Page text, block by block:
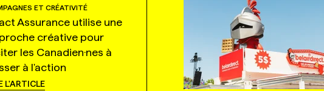
ET CRÉATIVITÉ
Assurance utilise une
créative pour
les Canadien·nes à
à l'action
L'ARTICLE